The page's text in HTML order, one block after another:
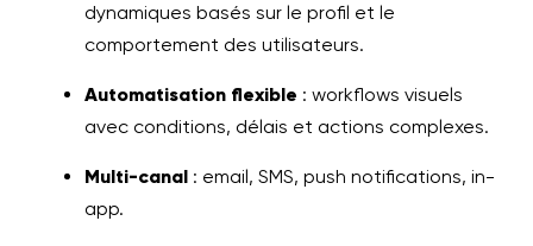
dynamiques basés sur le profil et le
comportement des utilisateurs.
Automatisation flexible : workflows visuels
avec conditions, délais et actions complexes.
Multi-canal : email, SMS, push notifications, in-
app.